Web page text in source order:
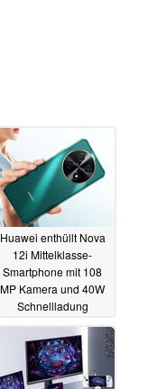
Huawei enthüllt Nova
12i Mittelklasse-
Smartphone mit 108
MP Kamera und 40W
Schnellladung
19.03.2024